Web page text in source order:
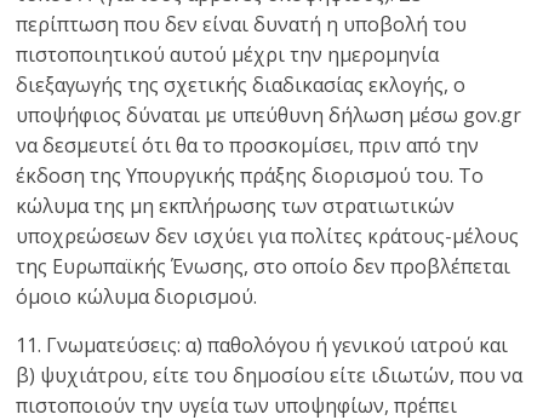
περίπτωση που δεν είναι δυνατή η υποβολή του
πιστοποιητικού αυτού μέχρι την ημερομηνία
διεξαγωγής της σχετικής διαδικασίας εκλογής, ο
υποψήφιος δύναται με υπεύθυνη δήλωση μέσω gov.gr
να δεσμευτεί ότι θα το προσκομίσει, πριν από την
έκδοση της Υπουργικής πράξης διορισμού του. Το
κώλυμα της μη εκπλήρωσης των στρατιωτικών
υποχρεώσεων δεν ισχύει για πολίτες κράτους-μέλους
της Ευρωπαϊκής Ένωσης, στο οποίο δεν προβλέπεται
όμοιο κώλυμα διορισμού.
11. Γνωματεύσεις: α) παθολόγου ή γενικού ιατρού και
β) ψυχιάτρου, είτε του δημοσίου είτε ιδιωτών, που να
πιστοποιούν την υγεία των υποψηφίων, πρέπει